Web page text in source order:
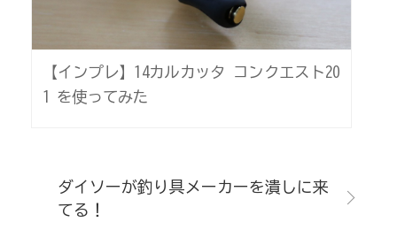
【インプレ】14カルカッタ コンクエスト20
1 を使ってみた
ダイソーが釣り具メーカーを潰しに来
てる！